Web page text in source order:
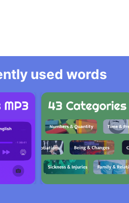
used words